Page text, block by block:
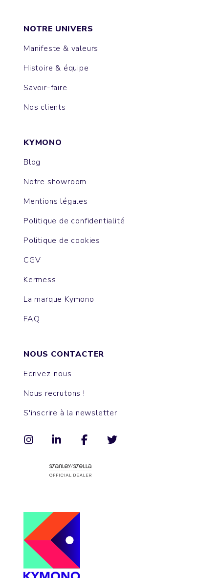
NOTRE UNIVERS
Manifeste & valeurs
Histoire & équipe
Savoir-faire
Nos clients
KYMONO
Blog
Notre showroom
Mentions légales
Politique de confidentialité
Politique de cookies
CGV
Kermess
La marque Kymono
FAQ
NOUS CONTACTER
Ecrivez-nous
Nous recrutons !
S'inscrire à la newsletter